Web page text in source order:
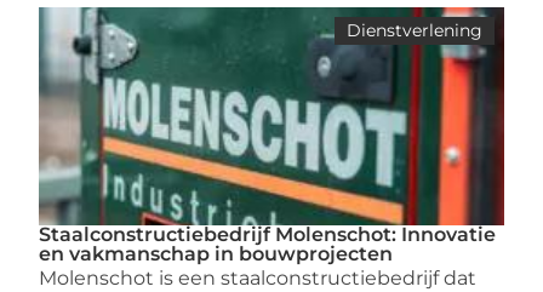
Dienstverlening
Staalconstructiebedrijf Molenschot: Innovatie
en vakmanschap in bouwprojecten
Molenschot is een staalconstructiebedrijf dat